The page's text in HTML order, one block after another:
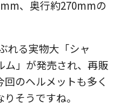
、奥行約270mmの
れる実物大「シャ
」が発売され、再販
のヘルメットも多く
そうですね。